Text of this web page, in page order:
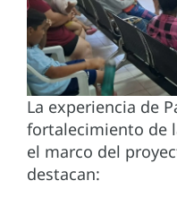
La experiencia de
fortalecimiento de
el marco del
destacan: